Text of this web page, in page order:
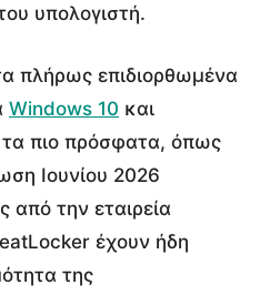
υπολογιστή.
πλήρως επιδιορθωμένα
Windows 10 και
πιο πρόσφατα, όπως
Ιουνίου 2026
από την εταιρεία
έχουν ήδη
της